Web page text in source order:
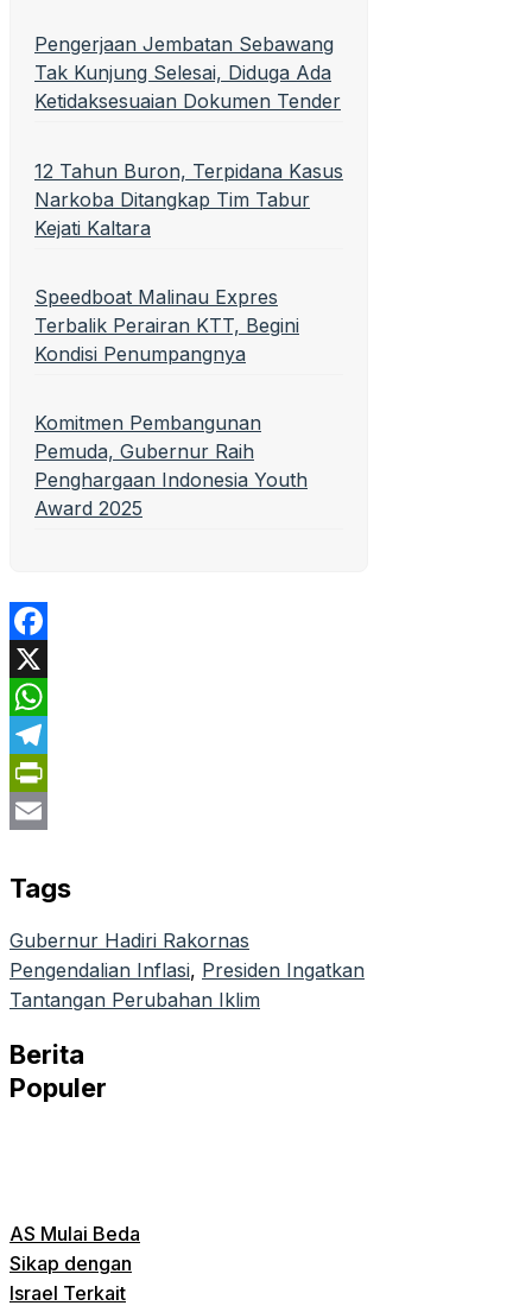
Pengerjaan Jembatan Sebawang
Tak Kunjung Selesai, Diduga Ada
Ketidaksesuaian Dokumen Tender
12 Tahun Buron, Terpidana Kasus
Narkoba Ditangkap Tim Tabur
Kejati Kaltara
Speedboat Malinau Expres
Terbalik Perairan KTT, Begini
Kondisi Penumpangnya
Komitmen Pembangunan
Pemuda, Gubernur Raih
Penghargaan Indonesia Youth
Award 2025
Facebook
X
WhatsApp
Telegram
PrintFriendly
Tags
Gubernur Hadiri Rakornas
Pengendalian Inflasi, Presiden Ingatkan
Tantangan Perubahan Iklim
Berita
Populer
AS Mulai Beda
Sikap dengan
Israel Terkait